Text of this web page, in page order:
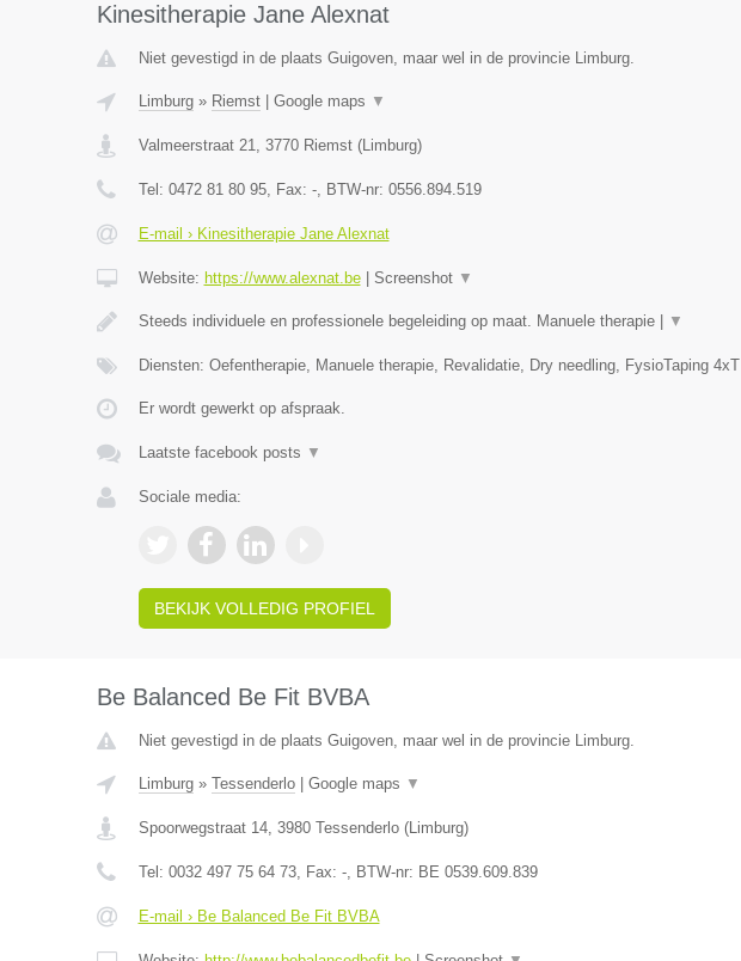
Kinesitherapie Jane Alexnat
Niet gevestigd in de plaats Guigoven, maar wel in de provincie Limburg.
Limburg» Riemst| Google maps ▼
Valmeerstraat 21, 3770 Riemst(Limburg)
Tel: 0472 81 80 95, Fax: -, BTW-nr: 0556.894.519
E-mail › Kinesitherapie Jane Alexnat
Website: https://www.alexnat.be| Screenshot ▼
Steeds individuele en professionele begeleiding op maat. Manuele therapie | ▼
Diensten: Oefentherapie, Manuele therapie, Revalidatie, Dry needling, FysioTaping 4xT
Er wordt gewerkt op afspraak.
Laatste facebook posts ▼
Sociale media:
BEKIJK VOLLEDIG PROFIEL
Be Balanced Be Fit BVBA
Niet gevestigd in de plaats Guigoven, maar wel in de provincie Limburg.
Limburg» Tessenderlo| Google maps ▼
Spoorwegstraat 14, 3980 Tessenderlo(Limburg)
Tel: 0032 497 75 64 73, Fax: -, BTW-nr: BE 0539.609.839
E-mail › Be Balanced Be Fit BVBA